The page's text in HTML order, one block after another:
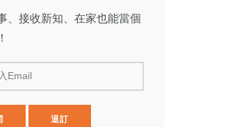
、接收新知、在家也能當個
Email
退訂